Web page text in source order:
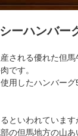
ーハンバー
される優れた但
です。
用したハンバーグ
といわれていま
の但馬地方の山あ